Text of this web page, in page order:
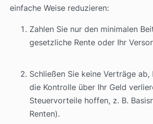
einfache Weise reduzieren:
Zahlen Sie nur den minimalen
gesetzliche Rente oder Ihr
Schließen Sie keine Verträge ab,
die Kontrolle über Ihr Geld
Steuervorteile hoffen, z. B.
Renten).